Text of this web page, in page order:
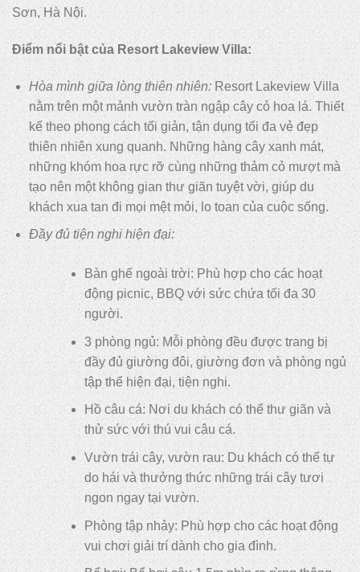
Sơn, Hà Nội.
Điểm nổi bật của Resort Lakeview Villa:
Hòa mình giữa lòng thiên nhiên:Resort Lakeview Villa
nằm trên một mảnh vườn tràn ngập cây cỏ hoa lá. Thiết
kế theo phong cách tối giản, tận dụng tối đa vẻ đẹp
thiên nhiên xung quanh. Những hàng cây xanh mát,
những khóm hoa rực rỡ cùng những thảm cỏ mượt mà
tạo nên một không gian thư giãn tuyệt vời, giúp du
khách xua tan đi mọi mệt mỏi, lo toan của cuộc sống.
Đầy đủ tiện nghi hiện đại:
Bàn ghế ngoài trời: Phù hợp cho các hoạt
động picnic, BBQ với sức chứa tối đa 30
người.
3 phòng ngủ: Mỗi phòng đều được trang bị
đầy đủ giường đôi, giường đơn và phòng ngủ
tập thể hiện đại, tiện nghi.
Hồ câu cá: Nơi du khách có thể thư giãn và
thử sức với thú vui câu cá.
Vườn trái cây, vườn rau: Du khách có thể tự
do hái và thưởng thức những trái cây tươi
ngon ngay tại vườn.
Phòng tập nhảy: Phù hợp cho các hoạt động
vui chơi giải trí dành cho gia đình.